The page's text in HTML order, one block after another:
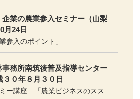
業の農業参入セミナー（山梨
月24日
参入のポイント」
事務所南筑後普及指導センター
３０年８月３０日
ー講座 「農業ビジネスのスス